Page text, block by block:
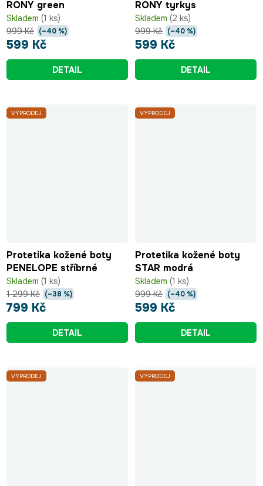
RONY green
Skladem (1 ks)
599 Kč
999 Kč (–40 %)
DETAIL
RONY tyrkys
Skladem (2 ks)
599 Kč
999 Kč (–40 %)
DETAIL
VÝPRODEJ
Protetika kožené boty
PENELOPE stříbrné
Skladem (1 ks)
799 Kč
1 299 Kč (–38 %)
DETAIL
VÝPRODEJ
Protetika kožené boty
STAR modrá
Skladem (1 ks)
599 Kč
999 Kč (–40 %)
DETAIL
VÝPRODEJ VÝPRODEJ